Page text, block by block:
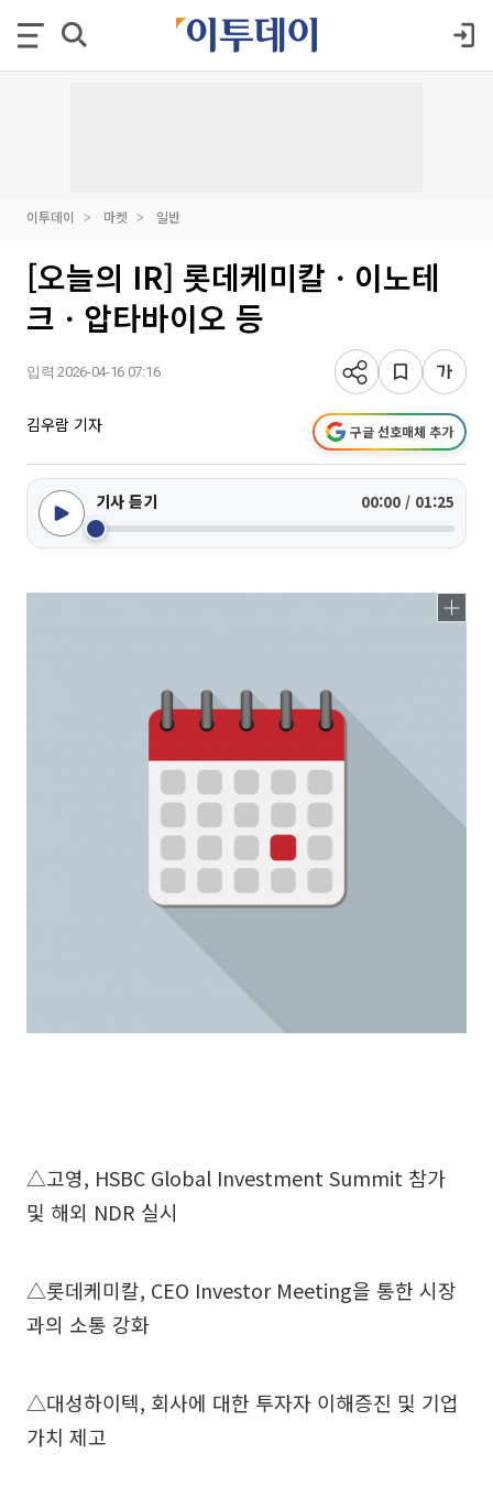
이투데이 마켓 일반
[오늘의 IR] 롯데케미칼ㆍ이노테
크ㆍ압타바이오 등
입력 2026-04-16 07:16
김우람 기자 구글 선호매체 추가
기사 듣기 00:00 / 01:25
△고영, HSBC Global Investment Summit 참가
및 해외 NDR 실시
△롯데케미칼, CEO Investor Meeting을 통한 시장
과의 소통 강화
△대성하이텍, 회사에 대한 투자자 이해증진 및 기업
가치 제고